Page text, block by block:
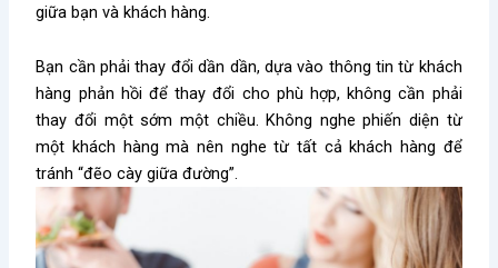
giữa bạn và khách hàng.
Bạn cần phải thay đổi dần dần, dựa vào thông tin từ khách
hàng phản hồi để thay đổi cho phù hợp, không cần phải
thay đổi một sớm một chiều. Không nghe phiến diện từ
một khách hàng mà nên nghe từ tất cả khách hàng để
tránh “đẽo cày giữa đường”.